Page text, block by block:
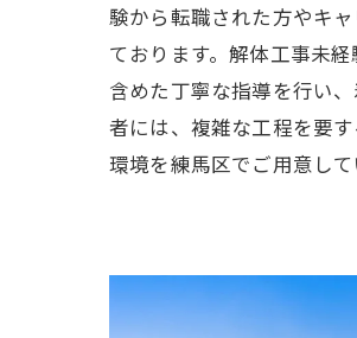
験から転職された方やキ
ております。解体工事未
含めた丁寧な指導を行い
者には、複雑な工程を要
環境を練馬区でご用意して